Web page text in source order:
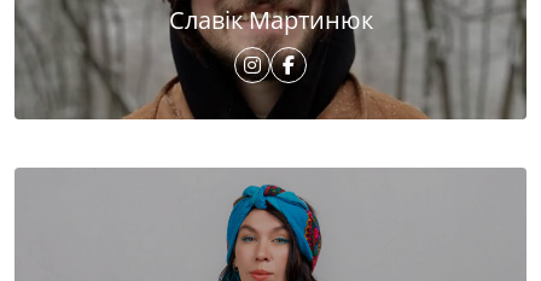
Славік Мартинюк